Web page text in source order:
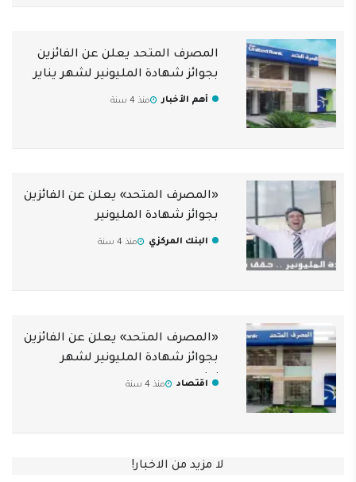
المصرف المتحد يعلن عن الفائزين
بجوائز شهادة المليونير لشهر يناير
أهم الأخبار منذ 4 سنة
«المصرف المتحد» يعلن عن الفائزين
بجوائز شهادة المليونير
البنك المركزي منذ 4 سنة
«المصرف المتحد» يعلن عن الفائزين
بجوائز شهادة المليونير لشهر
نوفمبر
اقتصاد منذ 4 سنة
لا مزيد من الاخبار!